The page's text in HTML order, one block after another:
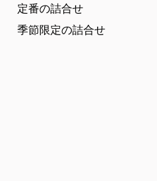
定番の詰合せ
季節限定の詰合せ